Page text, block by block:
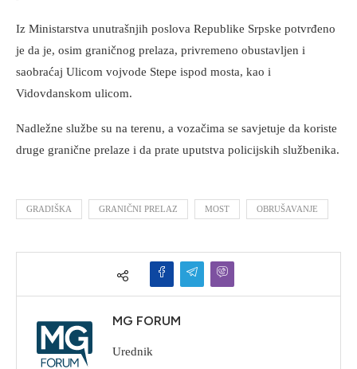
Iz Ministarstva unutrašnjih poslova Republike Srpske potvrđeno
je da je, osim graničnog prelaza, privremeno obustavljen i
saobraćaj Ulicom vojvode Stepe ispod mosta, kao i
Vidovdanskom ulicom.
Nadležne službe su na terenu, a vozačima se savjetuje da koriste
druge granične prelaze i da prate uputstva policijskih službenika.
GRADIŠKA GRANIČNI PRELAZ MOST OBRUŠAVANJE
MG FORUM
Urednik